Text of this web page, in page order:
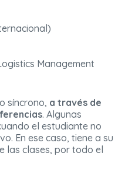
Management
síncrono, a través de
. Algunas
el estudiante no
En ese caso, tiene a su
las clases, por todo el